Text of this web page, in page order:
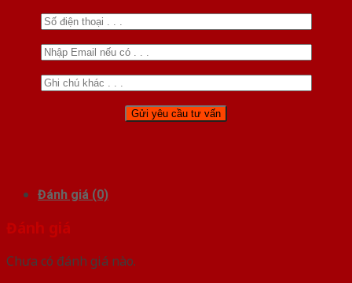
Đánh giá (0)
Đánh giá
Chưa có đánh giá nào.